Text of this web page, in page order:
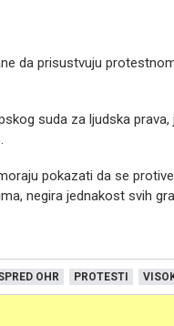
da prisustvuju
suda za ljudska
pokazati da se
negira jednakost svih
OHR PROTESTI